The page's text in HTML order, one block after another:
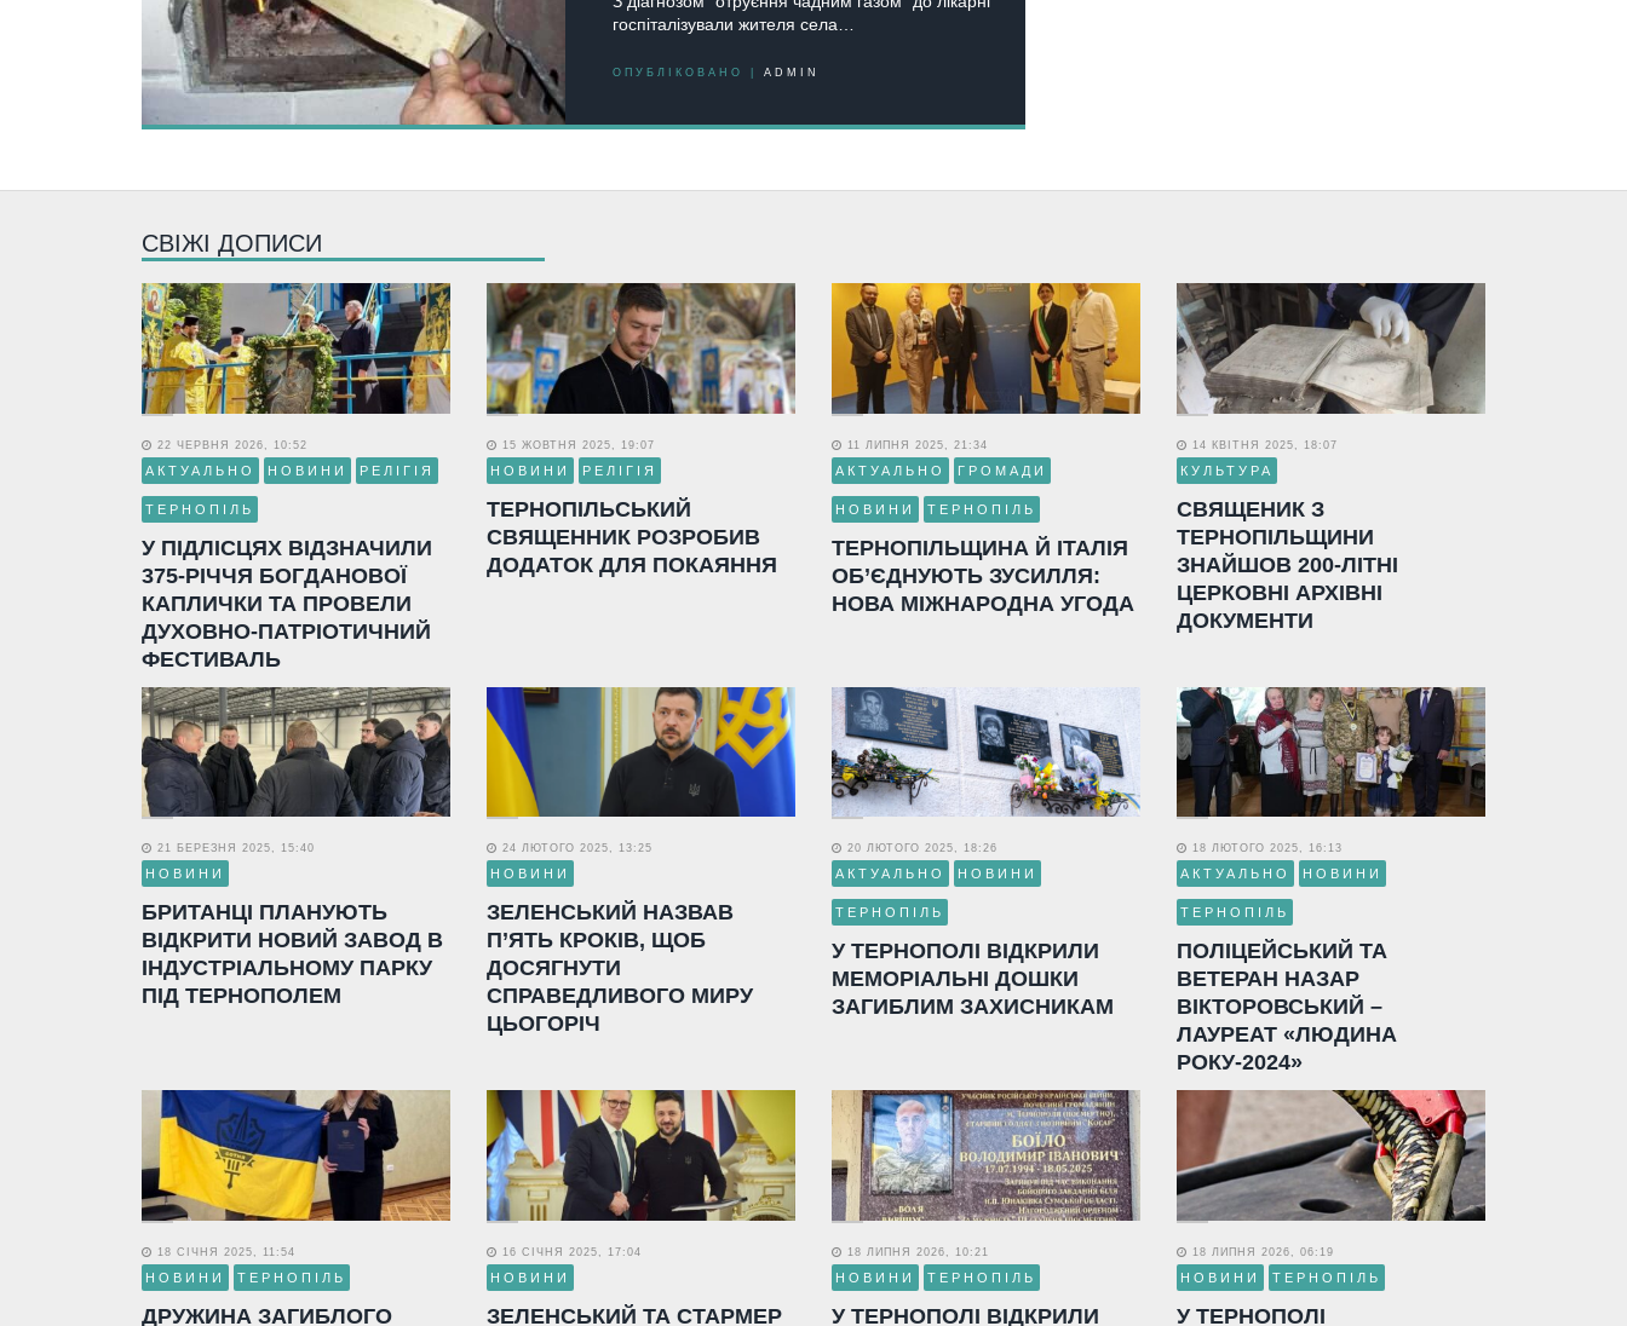
госпіталізували жителя села…
ОПУБЛІКОВАНО | ADMIN
СВІЖІ ДОПИСИ
22 ЧЕРВНЯ 2026, 10:52
АКТУАЛЬНО НОВИНИ РЕЛІГІЯ
ТЕРНОПІЛЬ
У ПІДЛІСЦЯХ ВІДЗНАЧИЛИ
375-РІЧЧЯ БОГДАНОВОЇ
КАПЛИЧКИ ТА ПРОВЕЛИ
ДУХОВНО-ПАТРІОТИЧНИЙ
ФЕСТИВАЛЬ
15 ЖОВТНЯ 2025, 19:07
НОВИНИ РЕЛІГІЯ
ТЕРНОПІЛЬСЬКИЙ
СВЯЩЕННИК РОЗРОБИВ
ДОДАТОК ДЛЯ ПОКАЯННЯ
11 ЛИПНЯ 2025, 21:34
АКТУАЛЬНО ГРОМАДИ
НОВИНИ ТЕРНОПІЛЬ
ТЕРНОПІЛЬЩИНА Й ІТАЛІЯ
ОБ’ЄДНУЮТЬ ЗУСИЛЛЯ:
НОВА МІЖНАРОДНА УГОДА
14 КВІТНЯ 2025, 18:07
КУЛЬТУРА
СВЯЩЕНИК З
ТЕРНОПІЛЬЩИНИ
ЗНАЙШОВ 200-ЛІТНІ
ЦЕРКОВНІ АРХІВНІ
ДОКУМЕНТИ
21 БЕРЕЗНЯ 2025, 15:40
НОВИНИ
БРИТАНЦІ ПЛАНУЮТЬ
ВІДКРИТИ НОВИЙ ЗАВОД В
ІНДУСТРІАЛЬНОМУ ПАРКУ
ПІД ТЕРНОПОЛЕМ
24 ЛЮТОГО 2025, 13:25
НОВИНИ
ЗЕЛЕНСЬКИЙ НАЗВАВ
П’ЯТЬ КРОКІВ, ЩОБ
ДОСЯГНУТИ
СПРАВЕДЛИВОГО МИРУ
ЦЬОГОРІЧ
20 ЛЮТОГО 2025, 18:26
АКТУАЛЬНО НОВИНИ
ТЕРНОПІЛЬ
У ТЕРНОПОЛІ ВІДКРИЛИ
МЕМОРІАЛЬНІ ДОШКИ
ЗАГИБЛИМ ЗАХИСНИКАМ
18 ЛЮТОГО 2025, 16:13
АКТУАЛЬНО НОВИНИ
ТЕРНОПІЛЬ
ПОЛІЦЕЙСЬКИЙ ТА
ВЕТЕРАН НАЗАР
ВІКТОРОВСЬКИЙ –
ЛАУРЕАТ «ЛЮДИНА
РОКУ-2024»
18 СІЧНЯ 2025, 11:54
НОВИНИ ТЕРНОПІЛЬ
ДРУЖИНА ЗАГИБЛОГО
16 СІЧНЯ 2025, 17:04
НОВИНИ
ЗЕЛЕНСЬКИЙ ТА СТАРМЕР
18 ЛИПНЯ 2026, 10:21
НОВИНИ ТЕРНОПІЛЬ
У ТЕРНОПОЛІ ВІДКРИЛИ
18 ЛИПНЯ 2026, 06:19
НОВИНИ ТЕРНОПІЛЬ
У ТЕРНОПОЛІ